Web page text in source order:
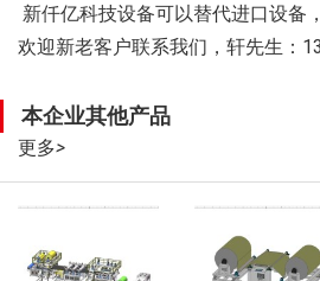
新仟亿科技设备可以替代进口设备
欢迎新老客户联系我们，轩先生：
本企业其他产品
更多>